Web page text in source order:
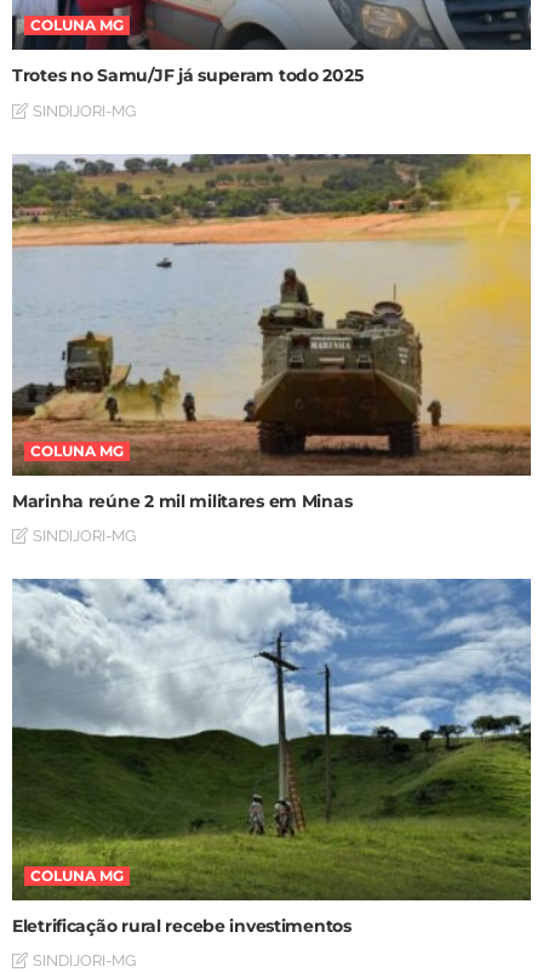
COLUNA MG
Trotes no Samu/JF já superam todo 2025
SINDIJORI-MG
COLUNA MG
Marinha reúne 2 mil militares em Minas
SINDIJORI-MG
COLUNA MG
Eletrificação rural recebe investimentos
SINDIJORI-MG